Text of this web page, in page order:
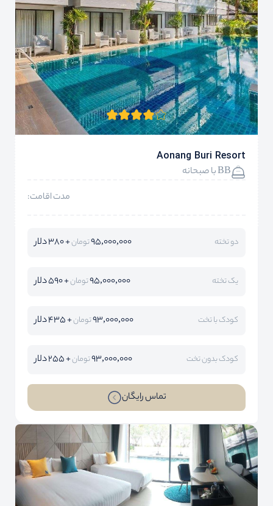
Aonang Buri Resort
BB با صبحانه
مدت اقامت:
دو تخته 95,000,000تومان+ 380 دلار
یک تخته 95,000,000تومان+ 590 دلار
کودک با تخت 93,000,000تومان+ 435 دلار
کودک بدون تخت 93,000,000تومان+ 255 دلار
تماس رایگان